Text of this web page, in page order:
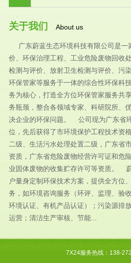
关于我们 About us
广东蔚蓝生态环境科技有限公司是一
价、环保治理工程、工业危险废物回收
检测与评价、放射卫生检测与评价、污
环保管家等服务于一体的综合性环保科
务为核心，打造全方位环保管家服务共
务瓶颈，整合各领域专家、科研院所、
决企业的环保问题。 公司现为广东省
位，先后获得了市环境保护工程技术资
二级、生活污水处理处置二级，广东省
资质，广东省危险废物经营许可证和危
业固体废物的收集贮存许可等资质。
户量身定制环保技术方案，提供全方位
务，如环境咨询服务（环评、监理、验
环境认证、有机产品认证）；污染源排
运营；清洁生产审核、节能...
7X24服务热线：138-